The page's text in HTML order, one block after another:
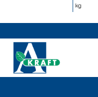
kg